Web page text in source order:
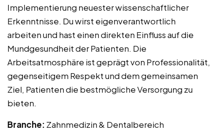
Implementierung neuester wissenschaftlicher
Erkenntnisse. Du wirst eigenverantwortlich
arbeiten und hast einen direkten Einfluss auf die
Mundgesundheit der Patienten. Die
Arbeitsatmosphäre ist geprägt von Professionalität,
gegenseitigem Respekt und dem gemeinsamen
Ziel, Patienten die bestmögliche Versorgung zu
bieten.
Branche: Zahnmedizin & Dentalbereich